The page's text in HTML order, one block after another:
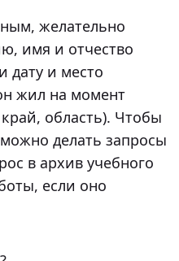
желательно
имя и отчество
дату и место
жил на момент
область). Чтобы
делать запросы
в архив учебного
если оно